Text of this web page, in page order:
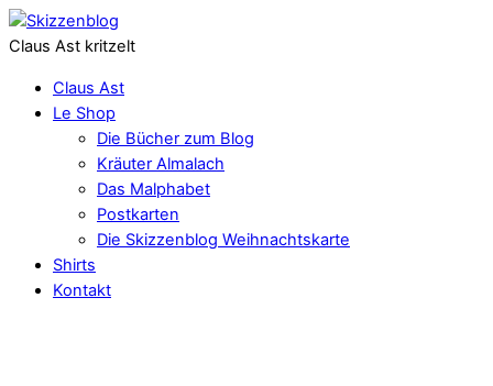
Claus Ast kritzelt
Claus Ast
Le Shop
Die Bücher zum Blog
Kräuter Almalach
Das Malphabet
Postkarten
Die Skizzenblog Weihnachtskarte
Shirts
Kontakt